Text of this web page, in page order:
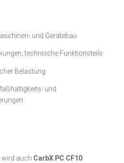
und Gerätebau
technische Funktionsteile
Belastung
und
wird auch CarbX PC CF10